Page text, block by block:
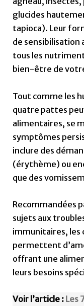
glucides
tapioca). Leur
de
tous les
bien-être de
Tout comme les
quatre pattes
alimentaires, se
symptômes
inclure des
(érythème) ou
que des
Recommandées
sujets aux
immunitaires, les
permettent
offrant une
leurs besoins
Voir l’article : Les